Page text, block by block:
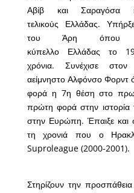
Αβίβ και Σαραγόσα
τελικούς Ελλάδας.
του Άρη όπου
κύπελλο Ελλάδας το
χρόνια. Συνέχισε
αείμνηστο Αλφόνσο Φορντ
φορά η 7η θέση στο
πρώτη φορά στην
στην Ευρώπη. Έπαιξε και
τη χρονιά που ο
Suproleague (2000-2001).
Στηρίζουν την